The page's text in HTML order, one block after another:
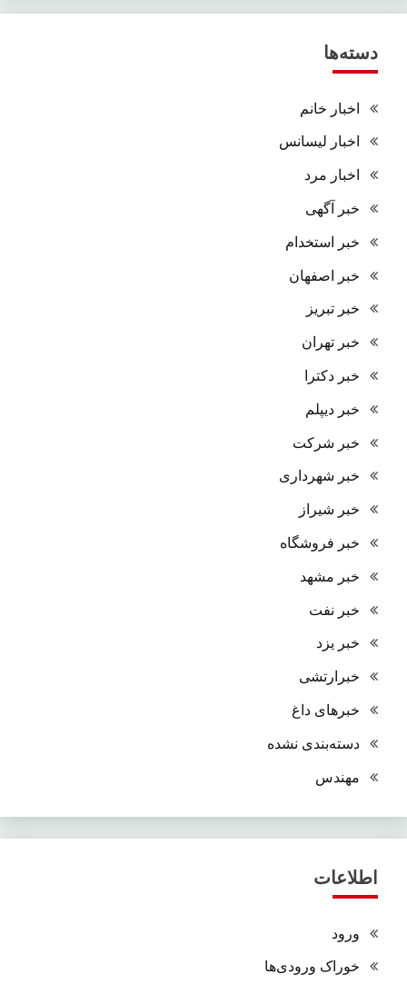
دسته‌ها
اخبار خانم
اخبار لیسانس
اخبار مرد
خبر آگهی
خبر استخدام
خبر اصفهان
خبر تبریز
خبر تهران
خبر دکترا
خبر دیپلم
خبر شرکت
خبر شهرداری
خبر شیراز
خبر فروشگاه
خبر مشهد
خبر نفت
خبر یزد
خبرارتشی
خبرهای داغ
دسته‌بندی نشده
مهندس
اطلاعات
ورود
خوراک ورودی‌ها